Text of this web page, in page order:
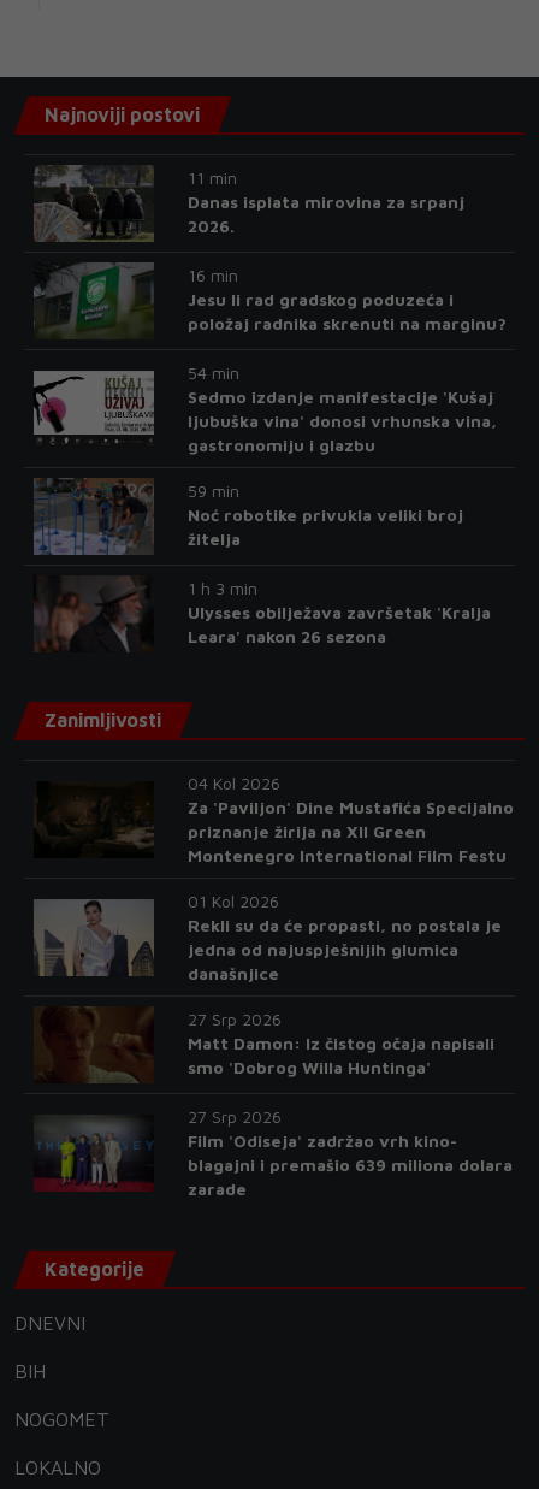
Najnoviji postovi
11 min
Danas isplata mirovina za srpanj
2026.
16 min
Jesu li rad gradskog poduzeća i
položaj radnika skrenuti na marginu?
54 min
Sedmo izdanje manifestacije 'Kušaj
ljubuška vina' donosi vrhunska vina,
gastronomiju i glazbu
59 min
Noć robotike privukla veliki broj
žitelja
1 h 3 min
Ulysses obilježava završetak 'Kralja
Leara' nakon 26 sezona
Zanimljivosti
04 Kol 2026
Za 'Paviljon' Dine Mustafića Specijalno
priznanje žirija na XII Green
Montenegro International Film Festu
01 Kol 2026
Rekli su da će propasti, no postala je
jedna od najuspješnijih glumica
današnjice
27 Srp 2026
Matt Damon: Iz čistog očaja napisali
smo 'Dobrog Willa Huntinga'
27 Srp 2026
Film 'Odiseja' zadržao vrh kino-
blagajni i premašio 639 miliona dolara
zarade
Kategorije
DNEVNI
BIH
NOGOMET
LOKALNO